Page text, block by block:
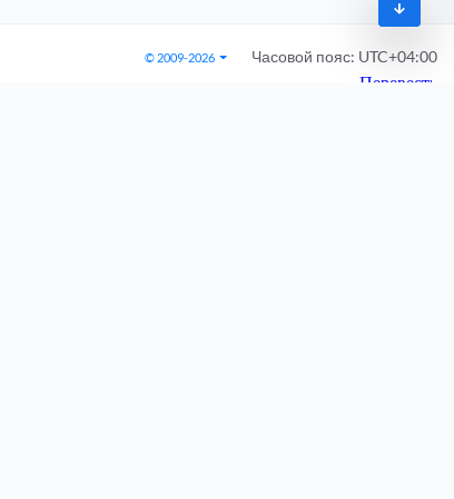
© 2009-2026 Часовой пояс: UTC+04:00